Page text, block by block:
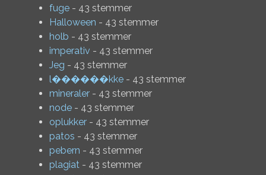
fuge - 43 stemmer
Halloween - 43 stemmer
holb - 43 stemmer
imperativ - 43 stemmer
Jeg - 43 stemmer
l������kke - 43 stemmer
mineraler - 43 stemmer
node - 43 stemmer
oplukker - 43 stemmer
patos - 43 stemmer
pebern - 43 stemmer
plagiat - 43 stemmer